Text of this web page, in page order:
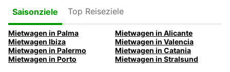
Saisonziele
Top Reiseziele
Mietwagen in Palma
Mietwagen in Alicante
Mietwagen Ibiza
Mietwagen in Valencia
Mietwagen in Palermo
Mietwagen in Catania
Mietwagen in Porto
Mietwagen in Stralsund